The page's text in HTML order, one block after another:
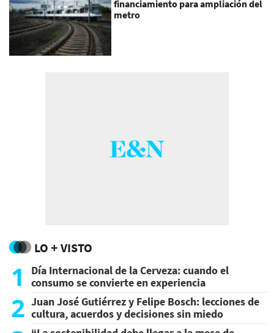
financiamiento para ampliación del
metro
LO + VISTO
1
Día Internacional de la Cerveza: cuando el
consumo se convierte en experiencia
2 Juan José Gutiérrez y Felipe Bosch: lecciones de
cultura, acuerdos y decisiones sin miedo